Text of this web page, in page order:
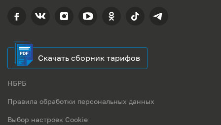
Скачать сборник тарифов
НБРБ
Правила обработки персональных данных
Выбор настроек Cookie